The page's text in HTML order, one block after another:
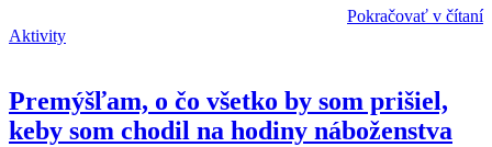
Pokračovať v čítaní
Aktivity
Premýšľam, o čo všetko by som prišiel,
keby som chodil na hodiny náboženstva